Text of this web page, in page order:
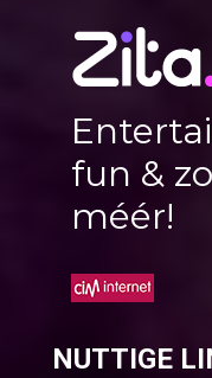
fun &
méér!
NUTTIGE